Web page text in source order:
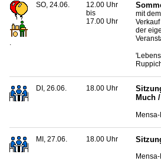
.
SO, 24.06.
12.00 Uhr
bis
17.00 Uhr
mit
der
DI, 26.06. 18.00 Uhr
Much
MI, 27.06. 18.00 Uhr